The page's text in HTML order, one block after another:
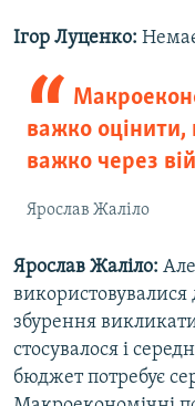
Ігор Луценко:
важко оцінити,
важко через
Ярослав Жаліло
Ярослав Жаліло:
використовувалися
збурення
стосувалося і
бюджет потребує